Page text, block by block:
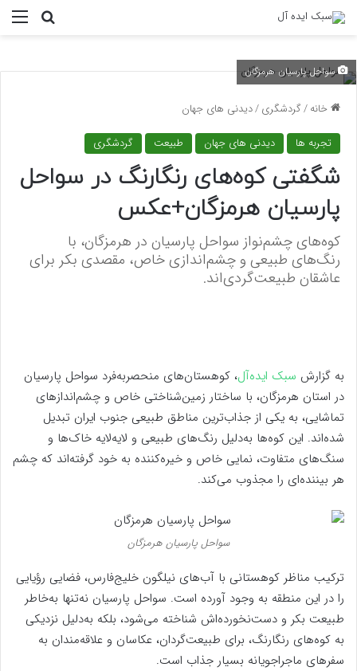
سواحل پارسیان هرمزگان
خانه/گردشگری/دیدنی های جهان
تجربه ها دیدنی های جهان طبیعت گردشگری
شگفتی کوه‌های رنگارنگ در سواحل
پارسیان هرمزگان+عکس
کوه‌های چشم‌نواز سواحل پارسیان در هرمزگان، با
رنگ‌های طبیعی و چشم‌اندازی خاص، مقصدی بکر برای
عاشقان طبیعت‌گردی‌اند.
به گزارش سبک ایده‌آل، کوهستان‌های منحصربه‌فرد سواحل پارسیان
در استان هرمزگان، با ساختار زمین‌شناختی خاص و چشم‌اندازهای
تماشایی، به یکی از جذاب‌ترین مناطق طبیعی جنوب ایران تبدیل
شده‌اند. این کوه‌ها به‌دلیل رنگ‌های طبیعی و لایه‌لایه خاک‌ها و
سنگ‌های متفاوت، نمایی خاص و خیره‌کننده به خود گرفته‌اند که چشم
هر بیننده‌ای را مجذوب می‌کند.
سواحل پارسیان هرمزگان
ترکیب مناظر کوهستانی با آب‌های نیلگون خلیج‌فارس، فضایی رؤیایی
را در این منطقه به وجود آورده است. سواحل پارسیان نه‌تنها به‌خاطر
طبیعت بکر و دست‌نخورده‌اش شناخته می‌شود، بلکه به‌دلیل نزدیکی
به کوه‌های رنگارنگ، برای طبیعت‌گردان، عکاسان و علاقه‌مندان به
سفرهای ماجراجویانه بسیار جذاب است.